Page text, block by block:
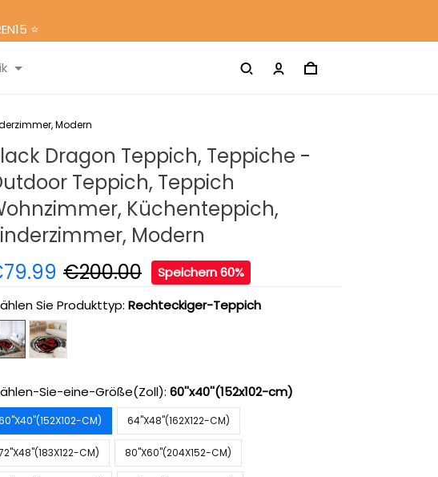
⭐
Modern
Dragon Teppich, Teppiche -
Teppich, Teppich
Küchenteppich,
Modern
€200.00
Speichern 60%
Sie Produkttyp:Rechteckiger-Teppich
Sie-eine-Größe(Zoll):60''x40''(152x102-cm)
CM) 64''X48''(162X122-CM)
CM) 80''X60''(204X152-CM)